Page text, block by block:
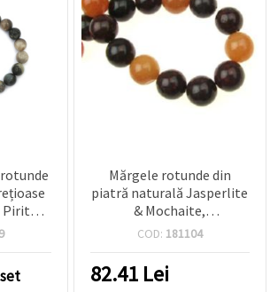
și
37
Mărgele rotunde din
piatră naturală Jasperlite
& Mochaite,
semiprețioase, 10 mm,
asortate (maro/negru) –
șirag aprox. 38 buc.,
COD: 181104
82.41 Lei